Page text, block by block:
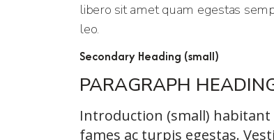
libero sit amet quam egestas
leo.
Secondary Heading (small)
PARAGRAPH
Introduction (small)
fames ac turpis egestas.